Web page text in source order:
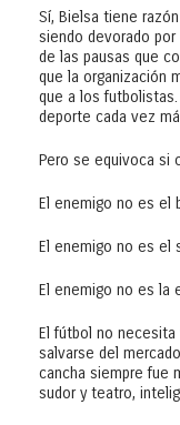
Sí, Bielsa tiene
siendo devorado
de las pausas que
que la organización
que a los
deporte cada vez
Pero se equivoca si
El enemigo no es el
El enemigo no es el
El enemigo no es la
El fútbol no
salvarse del
cancha siempre fue
sudor y teatro,